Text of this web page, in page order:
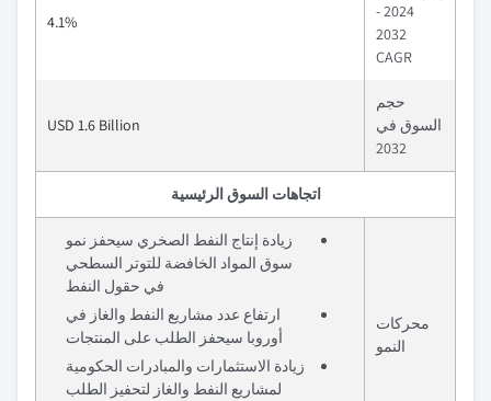
2024 -
2032
CAGR
4.1%
حجم
السوق في
2032
USD 1.6 Billion
اتجاهات السوق الرئيسية
محركات
النمو
زيادة إنتاج النفط الصخري سيحفز نمو
سوق المواد الخافضة للتوتر السطحي
في حقول النفط
ارتفاع عدد مشاريع النفط والغاز في
أوروبا سيحفز الطلب على المنتجات
زيادة الاستثمارات والمبادرات الحكومية
لمشاريع النفط والغاز لتحفيز الطلب